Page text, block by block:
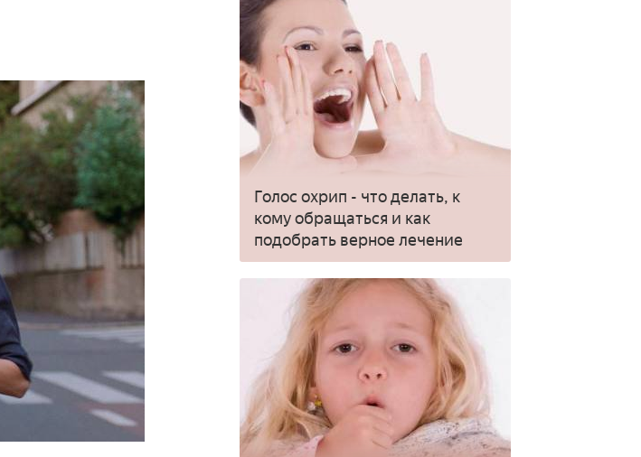
Голос охрип - что делать, к
кому обращаться и как
подобрать верное лечение